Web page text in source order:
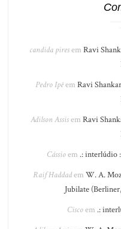
candida piresem Ravi
Pedro Ipêem Ravi
Adilson Assisem Ravi
Cássioem .: interlúdio
Raif Haddadem W. A.
Jubilate
Ciscoem .: